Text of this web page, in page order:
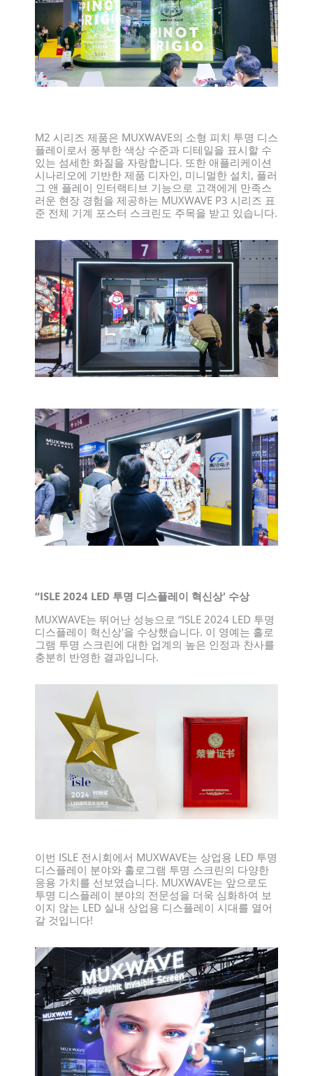
M2 시리즈 제품은 MUXWAVE의 소형 피치 투명 디스
플레이로서 풍부한 색상 수준과 디테일을 표시할 수
있는 섬세한 화질을 자랑합니다. 또한 애플리케이션
시나리오에 기반한 제품 디자인, 미니멀한 설치, 플러
그 앤 플레이 인터랙티브 기능으로 고객에게 만족스
러운 현장 경험을 제공하는 MUXWAVE P3 시리즈 표
준 전체 기계 포스터 스크린도 주목을 받고 있습니다.
“ISLE 2024 LED 투명 디스플레이 혁신상' 수상
MUXWAVE는 뛰어난 성능으로 “ISLE 2024 LED 투명
디스플레이 혁신상'을 수상했습니다. 이 영예는 홀로
그램 투명 스크린에 대한 업계의 높은 인정과 찬사를
충분히 반영한 결과입니다.
이번 ISLE 전시회에서 MUXWAVE는 상업용 LED 투명
디스플레이 분야와 홀로그램 투명 스크린의 다양한
응용 가치를 선보였습니다. MUXWAVE는 앞으로도
투명 디스플레이 분야의 전문성을 더욱 심화하여 보
이지 않는 LED 실내 상업용 디스플레이 시대를 열어
갈 것입니다!